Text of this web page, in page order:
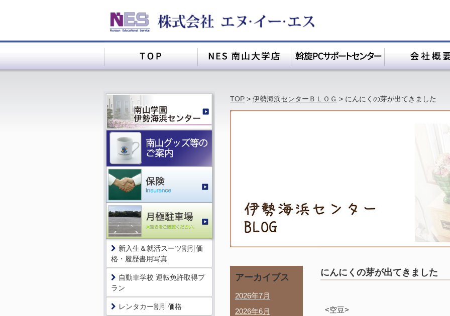
TOP > 伊勢海浜センターＢＬＯＧ > にんにくの芽が出てきました
にんにくの芽が出てきました
<空豆>
アーカイブス
2026年7月
2026年6月
新入生＆就活スーツ割引価
格・履歴書用写真
自動車学校 運転免許取得プ
ラン
レンタカー割引価格